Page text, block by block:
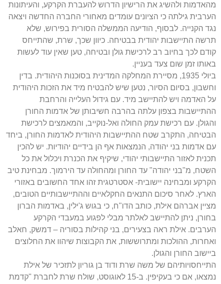
מהאדמות ולהשיג את הרישיון הדרוש להעברת הקרקע, והעיתונות
הערבית גילתה כי הציונים עומדים מאחורי החברה החדשה ויצאה
נגד הקנייה. לבסוף, הודיעה הממשלה הסורית בפירוש, שלא
תרשה התיישבות יהודית בבטיחה. כיוון שכך, שרת, שהתייחס
קודם לכך בחיוב רב לרכישת גולן ובטיחה, טען שאין עוד לעשות
באותו זמן שום צעד בעניין.
ביולי 1935, מסיירת המחלקה המדינית בסוכנות היהודית. בדין
וחשבון, בסיום הסיור, נטען שיש להבטיח מיד את הזכות היהודית
על האדמה ויש להתיישב מיד. עם גידול העלייה והרחבת
ההתיישבות בצפון עלתה בהרבה חשיבותן של אדמות החורן
והגולן. עם רכישת עמק החולה ואל-נוקייב, והמאמצים לרכישת
הבטיחה, התקרב שטח ההתיישבות היהודית לאדמות החורן, ביחד
עם אדמות בני יהודה, הנמצאות אף הן בידיים יהודיות. יש להכין
תכנית לאזור התיישבותי יהודי, שיקיף את הכנרת ויכלול את כל
השטח, מ"בני יהודה" עד החורן ומהחולה עד הירמוך. מבחינת טיב
הקרקע ומבחינה יישובית- אסטרטגית זהו אחד החשובים באזורי
הארץ. לאחר סיכום התנאים החקלאיים וההתיישבותיים הטובים,
מציין אברהם אילת, כותב הדו"ח, כי בגוש ג'ילין, באדמות הברון
בחורן, ניתן להתיישב לאלתר מבלי לפגוע במעבדי הקרקע
הערבים. אילת ראה בצעירים, בני קהילות בסוריה – דמשק, חאלב
ואחרות, ההולכות ומתרוששות, את הקבוצות שיהוו את החלוצים
ביישוב החורן והגולן.
התייחסויותיהם של משה שרת ודוד בן גוריון לתזכיר של אילת
נמצאו, אם כי בעקיפין. ב-15 לאוגוסט, שולח שרת לחברת "קדמת